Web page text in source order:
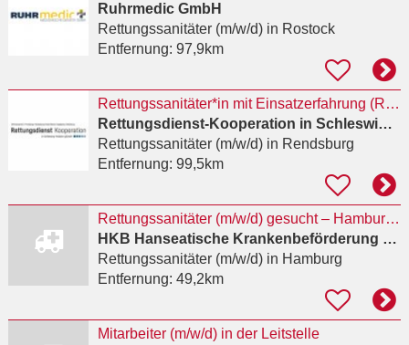
Ruhrmedic GmbH
Rettungssanitäter (m/w/d)in Rostock
Entfernung: 97,9km
Rettungssanitäter*in mit Einsatzerfahrung (RettSan 100)
Rettungsdienst-Kooperation in Schleswig-Holstein (RKISH) gGmbH
Rettungssanitäter (m/w/d)in Rendsburg
Entfernung: 99,5km
Rettungssanitäter (m/w/d) gesucht – Hamburg-Fuhlsbüttel
HKB Hanseatische Krankenbeförderung GmbH
Rettungssanitäter (m/w/d)in Hamburg
Entfernung: 49,2km
Mitarbeiter (m/w/d) in der Leitstelle